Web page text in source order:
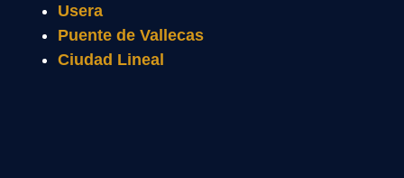
Usera
Puente de Vallecas
Ciudad Lineal